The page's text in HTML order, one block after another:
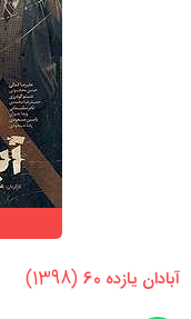
‏آبادان یازده 60‏ (1398)